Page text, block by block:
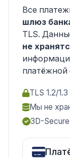
Все
шлюз
TLS.
не
платёжной
TLS 1.2/
Мы не
3D-